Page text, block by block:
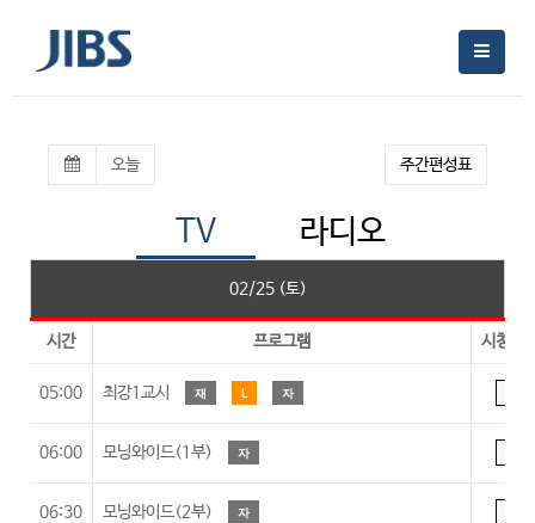
오늘
TV 라디오
주간편성표
02/25 (토)
시간 프로그램 시청등
05:00 최강1교시 재 L 자
06:00 모닝와이드(1부) 자
06:30 모닝와이드(2부) 자